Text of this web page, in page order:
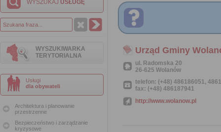
WYSZUKAJ USŁUGĘ
WYSZUKIWARKA
TERYTORIALNA
Usługi
dla obywateli
Architektura i planowanie
przestrzenne
Bezpieczeństwo i zarządzanie
kryzysowe
Urząd Gminy
ul. Radomska 20
26-625 Wolanów
telefon: (+48) 486186051,
fax: (+48) 486187941
http://www.wolanow.pl